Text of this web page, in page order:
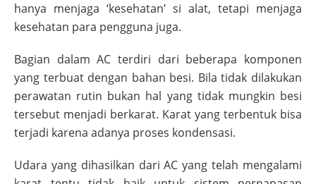
hanya menjaga ‘kesehatan’ si alat, tetapi menjaga
kesehatan para pengguna juga.
Bagian dalam AC terdiri dari beberapa komponen
yang terbuat dengan bahan besi. Bila tidak dilakukan
perawatan rutin bukan hal yang tidak mungkin besi
tersebut menjadi berkarat. Karat yang terbentuk bisa
terjadi karena adanya proses kondensasi.
Udara yang dihasilkan dari AC yang telah mengalami